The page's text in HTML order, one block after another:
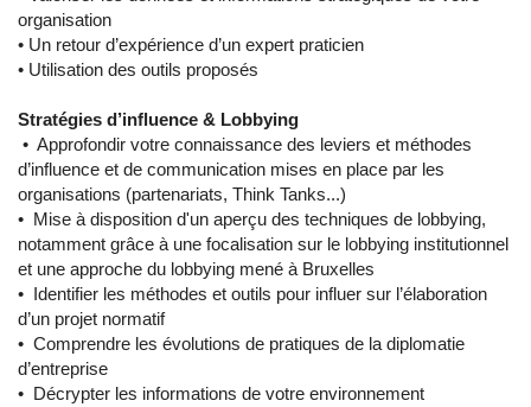
organisation
• Un retour d’expérience d’un expert praticien
• Utilisation des outils proposés
Stratégies d’influence & Lobbying
• Approfondir votre connaissance des leviers et méthodes
d’influence et de communication mises en place par les
organisations (partenariats, Think Tanks...)
• Mise à disposition d'un aperçu des techniques de lobbying,
notamment grâce à une focalisation sur le lobbying institutionnel
et une approche du lobbying mené à Bruxelles
• Identifier les méthodes et outils pour influer sur l’élaboration
d’un projet normatif
• Comprendre les évolutions de pratiques de la diplomatie
d’entreprise
• Décrypter les informations de votre environnement